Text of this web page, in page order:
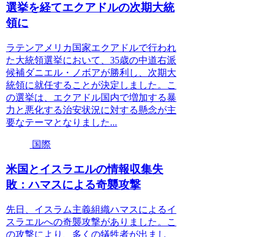
選挙を経てエクアドルの次期大統
領に
ラテンアメリカ国家エクアドルで行われ
た大統領選挙において、35歳の中道右派
候補ダニエル・ノボアが勝利し、次期大
統領に就任することが決定しました。こ
の選挙は、エクアドル国内で増加する暴
力と悪化する治安状況に対する懸念が主
要なテーマとなりました...
国際
米国とイスラエルの情報収集失
敗：ハマスによる奇襲攻撃
先日、イスラム主義組織ハマスによるイ
スラエルへの奇襲攻撃がありました。こ
の攻撃により、多くの犠牲者が出まし